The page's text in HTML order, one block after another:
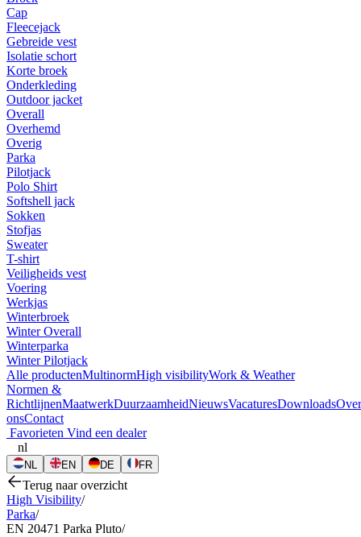
Cap
Fleecejack
Gebreide vest
Isolatie schort
Korte broek
Onderkleding
Outdoor jacket
Overall
Overhemd
Overig
Parka
Pilotjack
Polo Shirt
Softshell jack
Sokken
Stofjas
Sweater
T-shirt
Veiligheids vest
Voering
Werkjas
Winterbroek
Winter Overall
Winterparka
Winter Pilotjack
Alle productenMultinormHigh visibilityWork & Weather
Normen &
RichtlijnenMaatwerkDuurzaamheidNieuwsVacaturesDownloadsOver
onsContact
Favorieten Vind een dealer
nl
NL EN DE FR
Terug naar overzicht
High Visibility/
Parka/
EN 20471 Parka Pluto/